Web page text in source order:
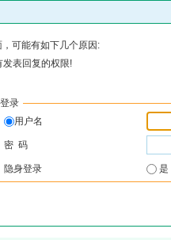
可能有如下几个原因:
发表回复的权限!
登录
用户名
密 码
隐身登录